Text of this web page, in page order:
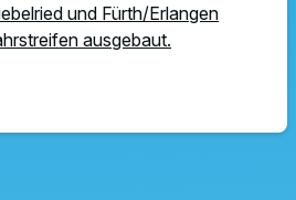
und Fürth/Erlangen
ausgebaut.